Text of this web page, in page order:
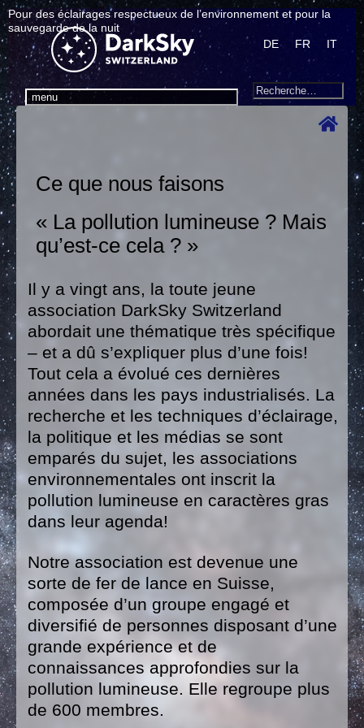
Pour des éclairages respectueux de l’environnement et pour la
sauvegarde de la nuit
menu
DE FR IT
Search
Recherche
Ce que nous faisons
« La pollution lumineuse ? Mais
qu’est-ce cela ? »
Il y a vingt ans, la toute jeune
association DarkSky Switzerland
abordait une thématique très spécifique
– et a dû s’expliquer plus d’une fois!
Tout cela a évolué ces dernières
années dans les pays industrialisés. La
recherche et les techniques d’éclairage,
la politique et les médias se sont
emparés du sujet, les associations
environnementales ont inscrit la
pollution lumineuse en caractères gras
dans leur agenda!
Notre association est devenue une
sorte de fer de lance en Suisse,
composée d’un groupe engagé et
diversifié de personnes disposant d’une
grande expérience et de
connaissances approfondies sur la
pollution lumineuse. Elle regroupe plus
de 600 membres.